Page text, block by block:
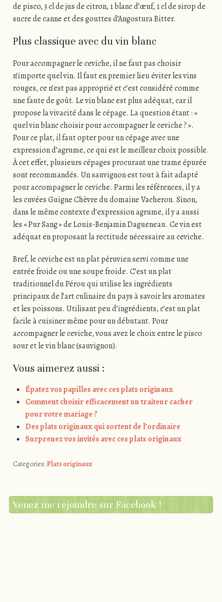
de pisco, 3 cl de jus de citron, 1 blanc d’œuf, 1 cl de sirop de
sucre de canne et des gouttes d’Angostura Bitter.
Plus classique avec du vin blanc
Pour accompagner le ceviche, il ne faut pas choisir
n’importe quel vin. Il faut en premier lieu éviter les vins
rouges, ce n’est pas approprié et c’est considéré comme
une faute de goût. Le vin blanc est plus adéquat, car il
propose la vivacité dans le cépage. La question étant : «
quel vin blanc choisir pour accompagner le ceviche ? ».
Pour ce plat, il faut opter pour un cépage avec une
expression d’agrume, ce qui est le meilleur choix possible.
À cet effet, plusieurs cépages procurant une trame épurée
sont recommandés. Un sauvignon est tout à fait adapté
pour accompagner le ceviche. Parmi les références, il y a
les cuvées Guigne Chèvre du domaine Vacheron. Sinon,
dans le même contexte d’expression agrume, il y a aussi
les « Pur Sang » de Louis-Benjamin Dagueneau. Ce vin est
adéquat en proposant la rectitude nécessaire au ceviche.
Bref, le ceviche est un plat péruvien servi comme une
entrée froide ou une soupe froide. C’est un plat
traditionnel du Pérou qui utilise les ingrédients
principaux de l’art culinaire du pays à savoir les aromates
et les poissons. Utilisant peu d’ingrédients, c’est un plat
facile à cuisiner même pour un débutant. Pour
accompagner le ceviche, vous avez le choix entre le pisco
sour et le vin blanc (sauvignon).
Vous aimerez aussi :
Épatez vos papilles avec ces plats originaux
Comment choisir efficacement un traiteur cacher
pour votre mariage ?
Des plats originaux qui sortent de l’ordinaire
Surprenez vos invités avec ces plats originaux
Categories: Plats originaux
Venez me rejoindre sur Facebook !